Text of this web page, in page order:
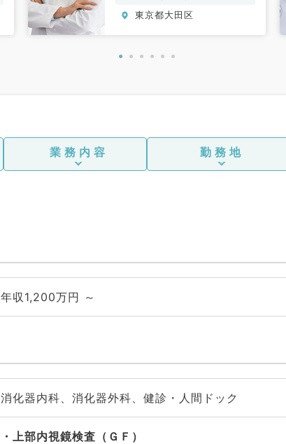
東京都大田区
業務内容 勤務地
年収1,200万円 ～
消化器内科、消化器外科、健診・人間ドック
上部内視鏡検査（ＧＦ）